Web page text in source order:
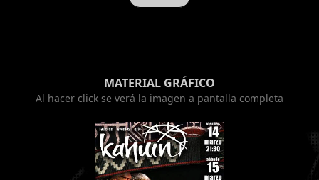
MATERIAL GRÁFICO
Al hacer click se verá la imagen a pantalla completa